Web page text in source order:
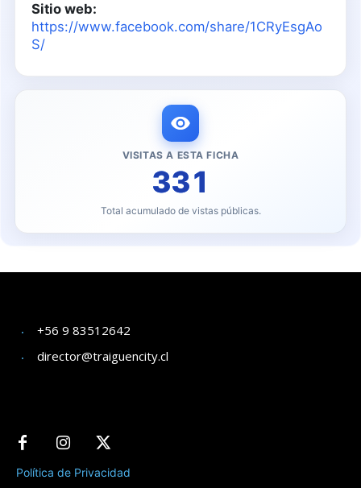
Sitio web:
https://www.facebook.com/share/1CRyEsgAo
S/
VISITAS A ESTA FICHA
331
Total acumulado de vistas públicas.
+56 9 83512642
director@traiguencity.cl
Política de Privacidad